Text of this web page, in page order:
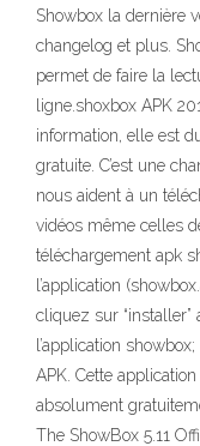
Showbox la dernière
changelog et plus.
permet de faire la
ligne.shoxbox APK
information, elle est
gratuite. C’est une
nous aident à un
vidéos même celles
téléchargement apk
l’application
cliquez sur “installer”
l’application
APK. Cette
absolument
The ShowBox 5.11